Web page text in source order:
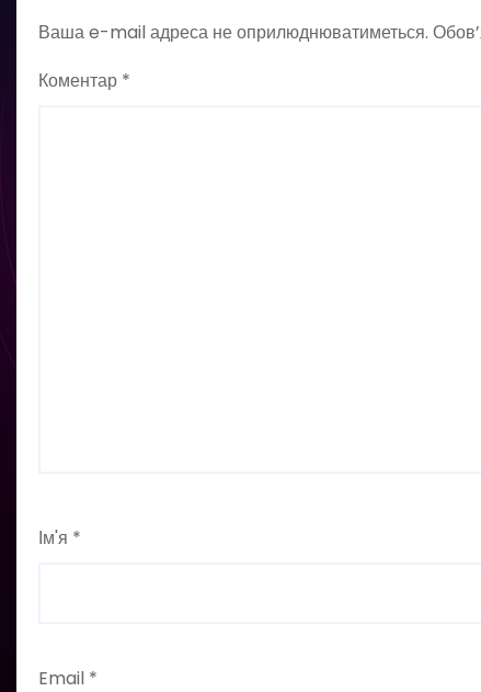
Ваша e-mail адреса не оприлюднюватиметься.
Коментар *
Ім'я *
Email *